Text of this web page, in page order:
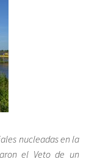
nucleadas en la
el Veto de un